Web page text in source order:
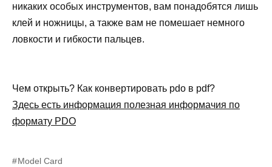
никаких особых инструментов, вам понадобятся лишь
клей и ножницы, а также вам не помешает немного
ловкости и гибкости пальцев.
Чем открыть? Как конвертировать pdo в pdf?
Здесь есть информация полезная информачия по
формату PDO
Model Card